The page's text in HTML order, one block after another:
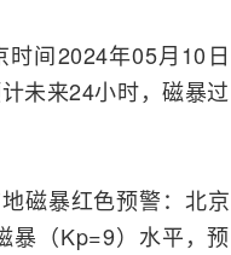
间2024年05月10日
未来24小时，磁暴过
磁暴红色预警：北京
暴（Kp=9）水平，预